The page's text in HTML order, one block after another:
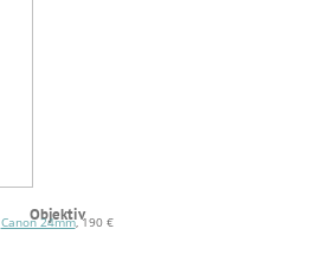
Objektiv
Canon 24mm, 190 €